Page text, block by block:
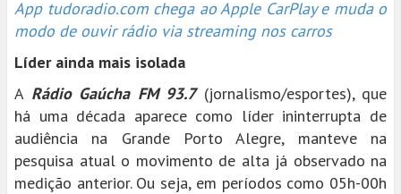
App tudoradio.com chega ao Apple CarPlay e muda o
modo de ouvir rádio via streaming nos carros
Líder ainda mais isolada
A Rádio Gaúcha FM 93.7(jornalismo/esportes), que
há uma década aparece como líder ininterrupta de
audiência na Grande Porto Alegre, manteve na
pesquisa atual o movimento de alta já observado na
medição anterior. Ou seja, em períodos como 05h-00h